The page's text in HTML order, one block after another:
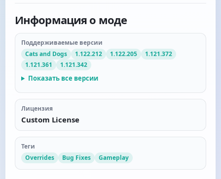
Информация о моде
Поддерживаемые версии
Cats and Dogs
1.122.212 1.122.205
1.121.372
1.121.361
1.121.342
Показать все версии
Лицензия
Custom License
Теги
Overrides
Bug Fixes Gameplay